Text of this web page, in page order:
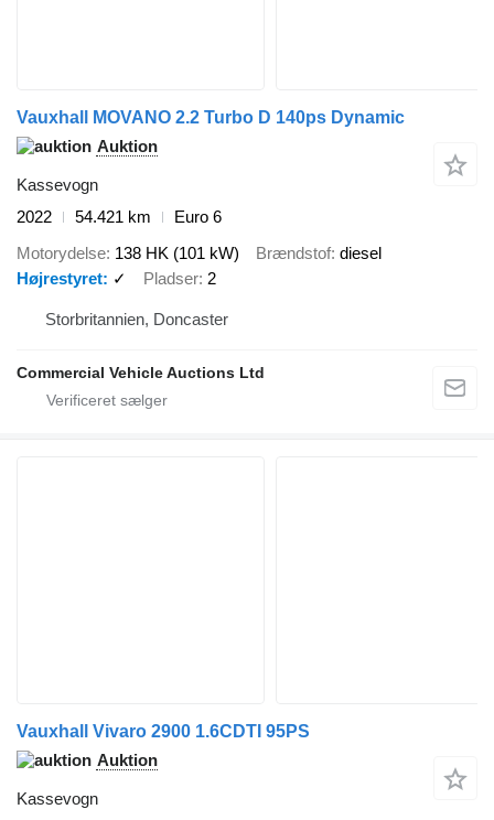
Vauxhall MOVANO 2.2 Turbo D 140ps Dynamic
Auktion
Kassevogn
2022
54.421 km
Euro 6
Motorydelse 138 HK (101 kW) Brændstof diesel
Højrestyret
✓ Pladser 2
Storbritannien, Doncaster
Commercial Vehicle Auctions Ltd
Vauxhall Vivaro 2900 1.6CDTI 95PS
Auktion
Kassevogn